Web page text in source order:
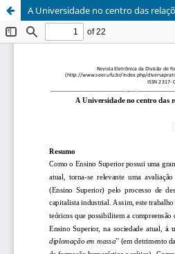
A Universidade no centro das